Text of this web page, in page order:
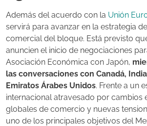
Además del acuerdo con la Unión
servirá para avanzar en la estrategia
comercial del bloque. Está previsto
anuncien el inicio de negociaciones
Asociación Económica con Japón,
las conversaciones con Canadá,
Emiratos Árabes Unidos. Frente a un
internacional atravesado por cambios
globales de comercio y nuevas
uno de los principales objetivos del